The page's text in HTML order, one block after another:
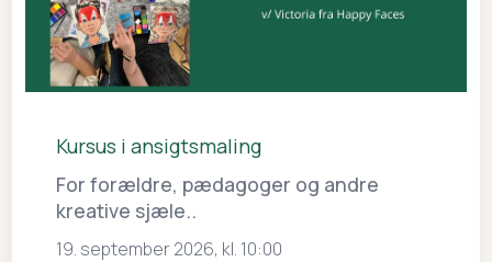
Kursus i ansigtsmaling
For forældre, pædagoger og andre
kreative sjæle..
19. september 2026, kl. 10:00